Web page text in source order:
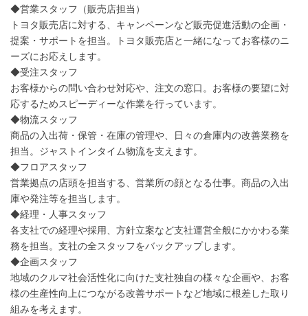
◆営業スタッフ（販売店担当）
トヨタ販売店に対する、キャンペーンなど販売促進活動の企画・
提案・サポートを担当。トヨタ販売店と一緒になってお客様のニ
ーズにお応えします。
◆受注スタッフ
お客様からの問い合わせ対応や、注文の窓口。お客様の要望に対
応するためスピーディーな作業を行っています。
◆物流スタッフ
商品の入出荷・保管・在庫の管理や、日々の倉庫内の改善業務を
担当。ジャストインタイム物流を支えます。
◆フロアスタッフ
営業拠点の店頭を担当する、営業所の顔となる仕事。商品の入出
庫や発注等を担当します。
◆経理・人事スタッフ
各支社での経理や採用、方針立案など支社運営全般にかかわる業
務を担当。支社の全スタッフをバックアップします。
◆企画スタッフ
地域のクルマ社会活性化に向けた支社独自の様々な企画や、お客
様の生産性向上につながる改善サポートなど地域に根差した取り
組みを考えます。